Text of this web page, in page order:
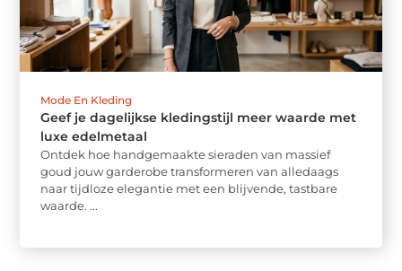
Mode En Kleding
Geef je dagelijkse kledingstijl meer waarde met
luxe edelmetaal
Ontdek hoe handgemaakte sieraden van massief
goud jouw garderobe transformeren van alledaags
naar tijdloze elegantie met een blijvende, tastbare
waarde. ...